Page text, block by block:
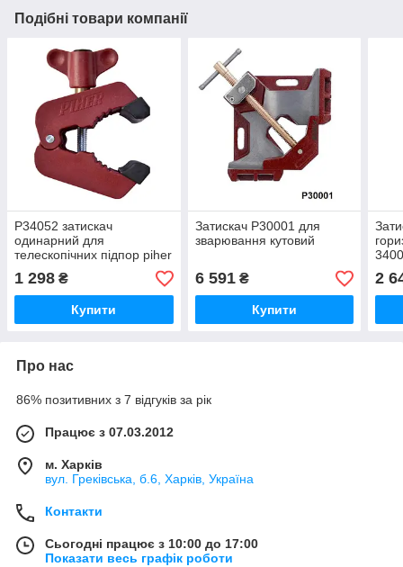
Подібні товари компанії
P34052 затискач
одинарний для
телескопічних підпор piher
1 298 ₴
Купити
Затискач P30001 для
зварювання кутовий
6 591₴
Купити
2
Про нас
86% позитивних з 7 відгуків за рік
Працює з 07.03.2012
м. Харків
вул. Греківська, б.6, Харків, Україна
Контакти
Сьогодні працює з 10:00 до 17:00
Показати весь графік роботи